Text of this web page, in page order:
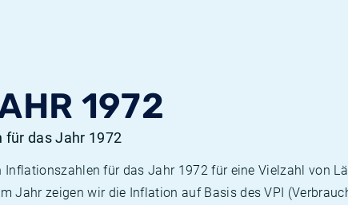
1972
das Jahr 1972
für das Jahr 1972 für eine Vielzahl von
Jahr zeigen wir die Inflation auf Basis des VPI